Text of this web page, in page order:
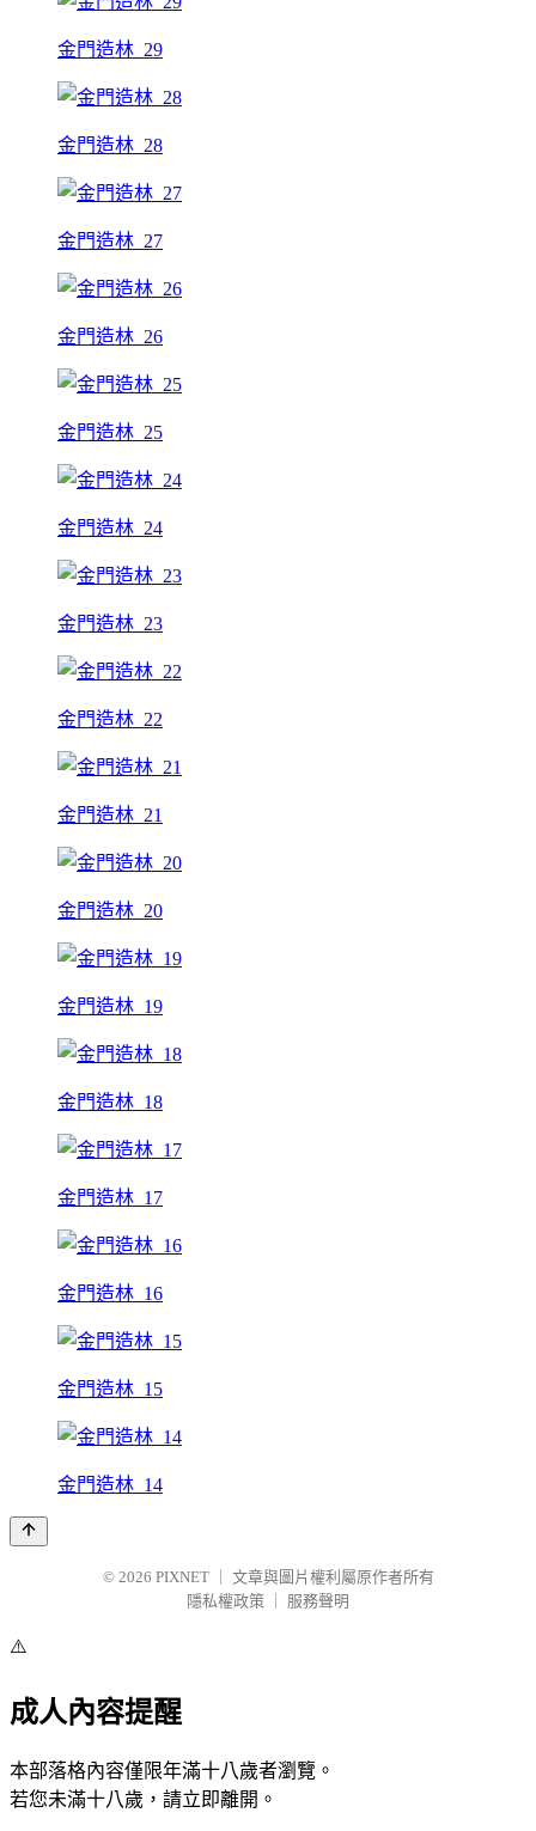
金門造林_29
金門造林_28
金門造林_27
金門造林_26
金門造林_25
金門造林_24
金門造林_23
金門造林_22
金門造林_21
金門造林_20
金門造林_19
金門造林_18
金門造林_17
金門造林_16
金門造林_15
金門造林_14
© 2026 PIXNET
文章與圖片權利屬原作者所有
隱私權政策
服務聲明
⚠️
成人內容提醒
本部落格內容僅限年滿十八歲者瀏覽。
若您未滿十八歲，請立即離開。